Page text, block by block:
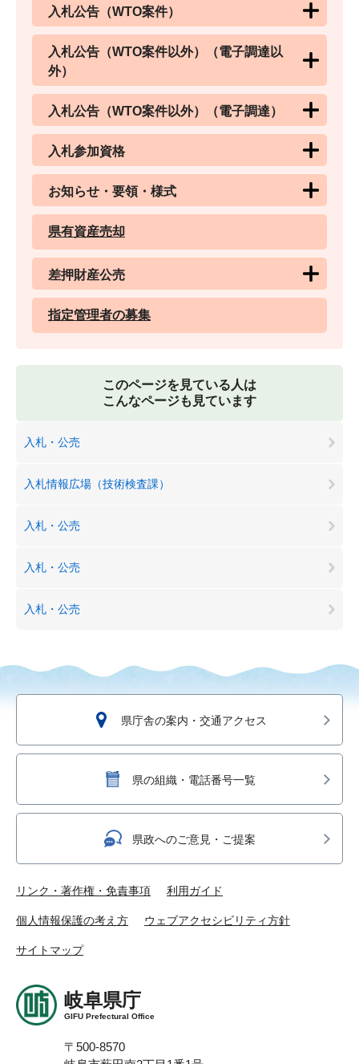
入札公告（WTO案件）
入札公告（WTO案件以外）（電子調達以
外）
入札公告（WTO案件以外）（電子調達）
入札参加資格
お知らせ・要領・様式
県有資産売却
差押財産公売
指定管理者の募集
このページを見ている人は
こんなページも見ています
入札・公売
入札情報広場（技術検査課）
入札・公売
入札・公売
入札・公売
県庁舎の案内・交通アクセス
県の組織・電話番号一覧
県政へのご意見・ご提案
リンク・著作権・免責事項 利用ガイド
個人情報保護の考え方 ウェブアクセシビリティ方針
サイトマップ
岐阜県庁
GIFU Prefectural Office
〒500-8570